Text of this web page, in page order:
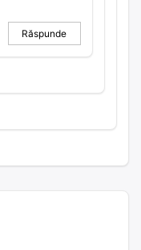
Răspunde